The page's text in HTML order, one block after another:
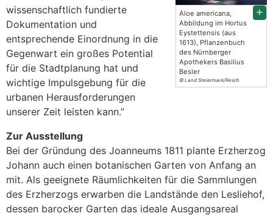
Aloe americana,
Abbildung im Hortus
Eystettensis (aus
1613), Pflanzenbuch
des Nürnberger
Apothekers Basilius
Besler
© Land Steiermark/Resch
wissenschaftlich fundierte
Dokumentation und
entsprechende Einordnung in die
Gegenwart ein großes Potential
für die Stadtplanung hat und
wichtige Impulsgebung für die
urbanen Herausforderungen
unserer Zeit leisten kann.”
Zur Ausstellung
Bei der Gründung des Joanneums 1811 plante Erzherzog
Johann auch einen botanischen Garten von Anfang an
mit. Als geeignete Räumlichkeiten für die Sammlungen
des Erzherzogs erwarben die Landstände den Lesliehof,
dessen barocker Garten das ideale Ausgangsareal